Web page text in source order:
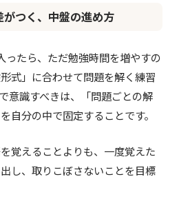
つく、中盤の進め方
ったら、ただ勉強時間を増やすの
式」に合わせて問題を解く練習
意識すべきは、「問題ごとの解
自分の中で固定することです。
覚えることよりも、一度覚えた
し、取りこぼさないことを目標